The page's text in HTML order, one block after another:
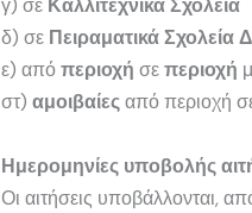
γ) σε Καλλιτεχνικά Σχολεία
δ) σε Πειραματικά Σχολεία
ε) απόπεριοχή σεπεριοχή
στ) αμοιβαίεςαπό περιοχή
Ημερομηνίες υποβολής
Οι αιτήσεις υποβάλλονται,